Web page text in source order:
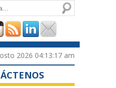
de
2026 04:13:17 am